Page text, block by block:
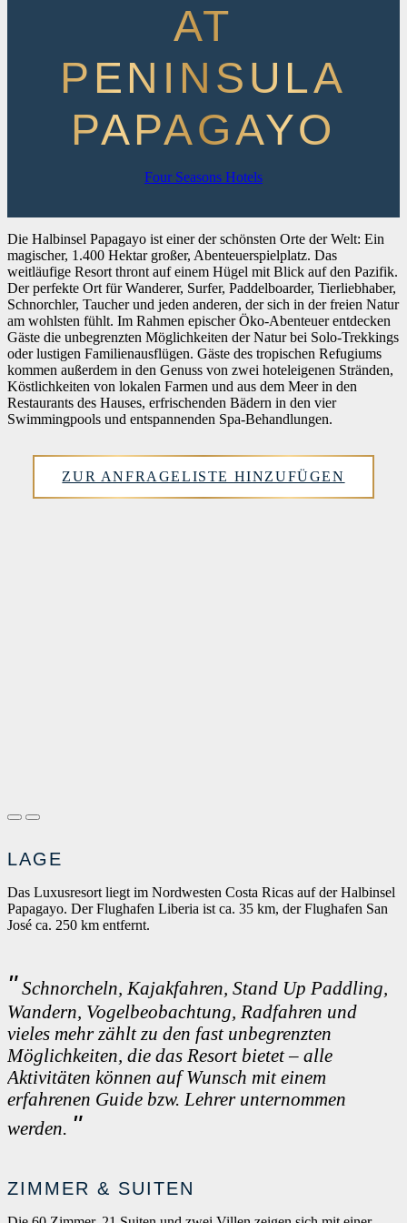
AT
PENINSULA
PAPAGAYO
Four Seasons Hotels
Die Halbinsel Papagayo ist einer der schönsten Orte der Welt: Ein
magischer, 1.400 Hektar großer, Abenteuerspielplatz. Das
weitläufige Resort thront auf einem Hügel mit Blick auf den Pazifik.
Der perfekte Ort für Wanderer, Surfer, Paddelboarder, Tierliebhaber,
Schnorchler, Taucher und jeden anderen, der sich in der freien Natur
am wohlsten fühlt. Im Rahmen epischer Öko-Abenteuer entdecken
Gäste die unbegrenzten Möglichkeiten der Natur bei Solo-Trekkings
oder lustigen Familienausflügen. Gäste des tropischen Refugiums
kommen außerdem in den Genuss von zwei hoteleigenen Stränden,
Köstlichkeiten von lokalen Farmen und aus dem Meer in den
Restaurants des Hauses, erfrischenden Bädern in den vier
Swimmingpools und entspannenden Spa-Behandlungen.
ZUR ANFRAGELISTE HINZUFÜGEN
LAGE
Das Luxusresort liegt im Nordwesten Costa Ricas auf der Halbinsel
Papagayo. Der Flughafen Liberia ist ca. 35 km, der Flughafen San
José ca. 250 km entfernt.
Schnorcheln, Kajakfahren, Stand Up Paddling,
Wandern, Vogelbeobachtung, Radfahren und
vieles mehr zählt zu den fast unbegrenzten
Möglichkeiten, die das Resort bietet – alle
Aktivitäten können auf Wunsch mit einem
erfahrenen Guide bzw. Lehrer unternommen
werden.
ZIMMER & SUITEN